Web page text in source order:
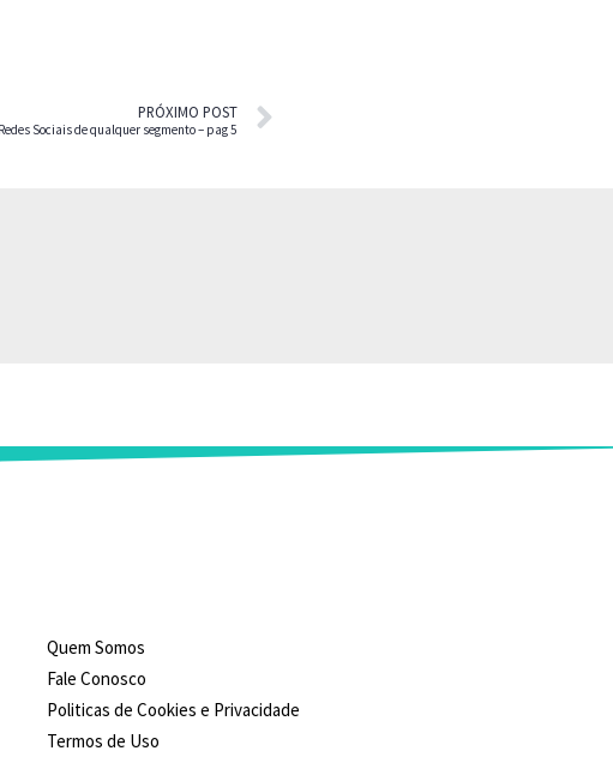
PRÓXIMO POST
Sociais de qualquer segmento – pag 5
Quem Somos
Fale Conosco
Politicas de Cookies e Privacidade
Termos de Uso